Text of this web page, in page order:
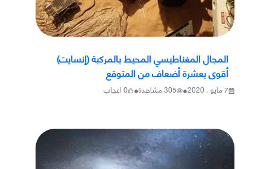
المجال المغناطيسي المحيط بالمركبة (إنسايت)
أقوى بعشرة أضعاف من المتوقع
7 مايو ، 2020 •
305مشاهدة•
0اعجاب